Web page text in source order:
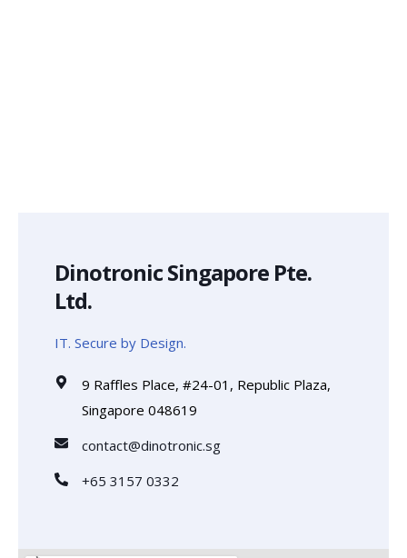
Dinotronic Singapore Pte.
Ltd.
IT. Secure by Design.
9 Raffles Place, #24-01, Republic Plaza,
Singapore 048619
contact@dinotronic.sg
+65 3157 0332